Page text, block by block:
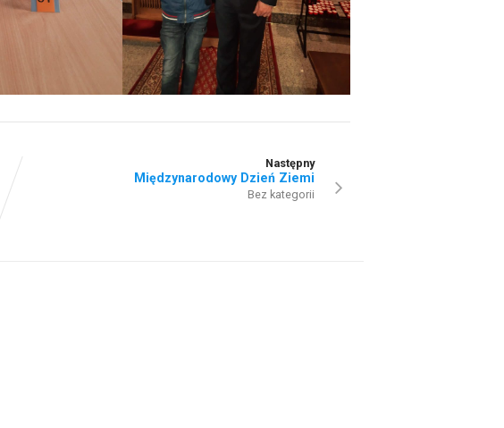
Następny
Międzynarodowy Dzień Ziemi
Bez kategorii